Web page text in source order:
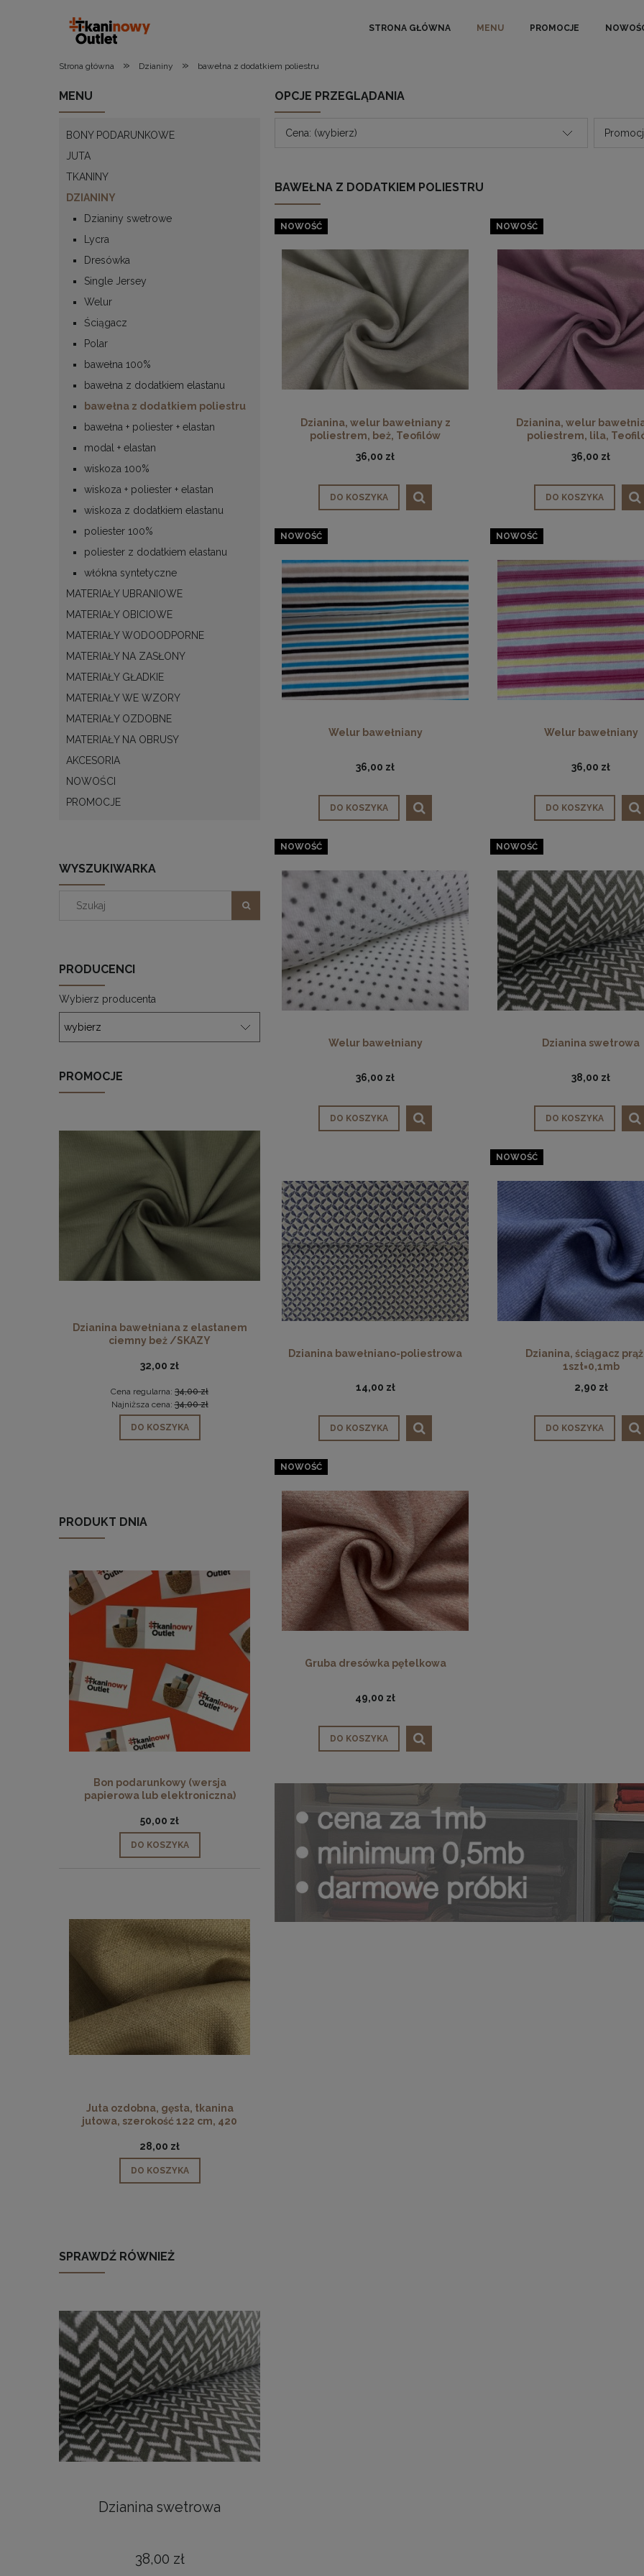
STRONA GŁÓWNA MENU PROMOCJE
Strona główna » Dzianiny » bawełna z dodatkiem poliestru
MENU
BONY PODARUNKOWE
JUTA
TKANINY
DZIANINY
Dzianiny swetrowe
Lycra
Dresówka
Single Jersey
Welur
Ściągacz
Polar
bawełna 100%
bawełna z dodatkiem elastanu
bawełna z dodatkiem poliestru
bawełna + poliester + elastan
modal + elastan
wiskoza 100%
wiskoza + poliester + elastan
wiskoza z dodatkiem elastanu
poliester 100%
poliester z dodatkiem elastanu
włókna syntetyczne
MATERIAŁY UBRANIOWE
MATERIAŁY OBICIOWE
MATERIAŁY WODOODPORNE
MATERIAŁY NA ZASŁONY
MATERIAŁY GŁADKIE
MATERIAŁY WE WZORY
MATERIAŁY OZDOBNE
MATERIAŁY NA OBRUSY
AKCESORIA
NOWOŚCI
PROMOCJE
WYSZUKIWARKA
PRODUCENCI
Wybierz producenta
PROMOCJE
Dzianina bawełniana z elastanem
ciemny beż /SKAZY
32,00 zł
Cena regularna: 34,00 zł
Najniższa cena:34,00 zł
DO KOSZYKA
Cena regularna:34,00 zł
DO KOSZYKA
10,00 zł
Cena regularna:36,00 zł
DO KOSZYKA
PRODUKT DNIA
Bon podarunkowy (wersja
papierowa lub elektroniczna)
50,00 zł
DO KOSZYKA
Juta ozdobna, gęsta, tkanina
jutowa, szerokość 122 cm, 420
28,00 zł
DO KOSZYKA
SPRAWDŹ RÓWNIEŻ
Dzianina swetrowa
38,00 zł
OPCJE PRZEGLĄDANIA
Cena: (wybierz)
BAWEŁNA Z DODATKIEM POLIESTRU
Dzianina, welur bawełniany z
poliestrem, beż, Teofilów
36,00 zł
DO KOSZYKA
NOWOŚĆ
Dzianina, welur
poliestrem, lila,
36,00 zł
DO KOSZYKA
NOWOŚĆ
Welur bawełniany
36,00 zł
DO KOSZYKA
NOWOŚĆ
Welur bawełniany
36,00 zł
DO KOSZYKA
NOWOŚĆ
Welur bawełniany
36,00 zł
DO KOSZYKA
NOWOŚĆ
Dzianina swetrowa
38,00 zł
DO KOSZYKA
NOWOŚĆ
Dzianina bawełniano-poliestrowa
14,00 zł
DO KOSZYKA
Dzianina, ściągacz
1szt=0,1mb
2,90 zł
DO KOSZYKA
NOWOŚĆ
Gruba dresówka pętelkowa
49,00 zł
DO KOSZYKA
NOWOŚĆ